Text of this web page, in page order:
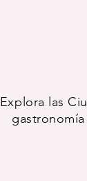
Explora las